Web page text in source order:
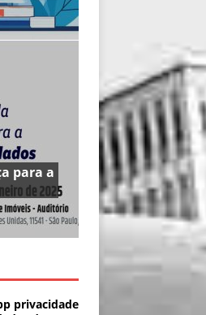
para a
privacidade